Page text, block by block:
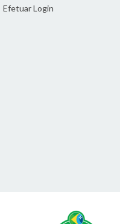
Efetuar Login